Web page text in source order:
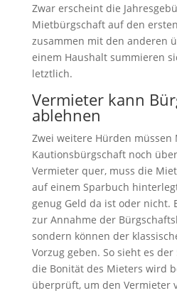
Zwar erscheint die
Mietbürgschaft auf den
zusammen mit den anderen
einem Haushalt summieren
letztlich.
Vermieter kann
ablehnen
Zwei weitere Hürden
Kautionsbürgschaft noch
Vermieter quer, muss die
auf einem Sparbuch
genug Geld da ist oder nicht.
zur Annahme der
sondern können der
Vorzug geben. So sieht es der
die Bonität des Mieters wird
überprüft, um den Vermieter